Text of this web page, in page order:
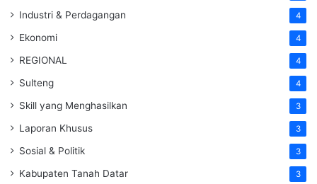
Industri & Perdagangan 4
Ekonomi 4
REGIONAL 4
Sulteng 4
Skill yang Menghasilkan 3
Laporan Khusus 3
Sosial & Politik 3
Kabupaten Tanah Datar 3